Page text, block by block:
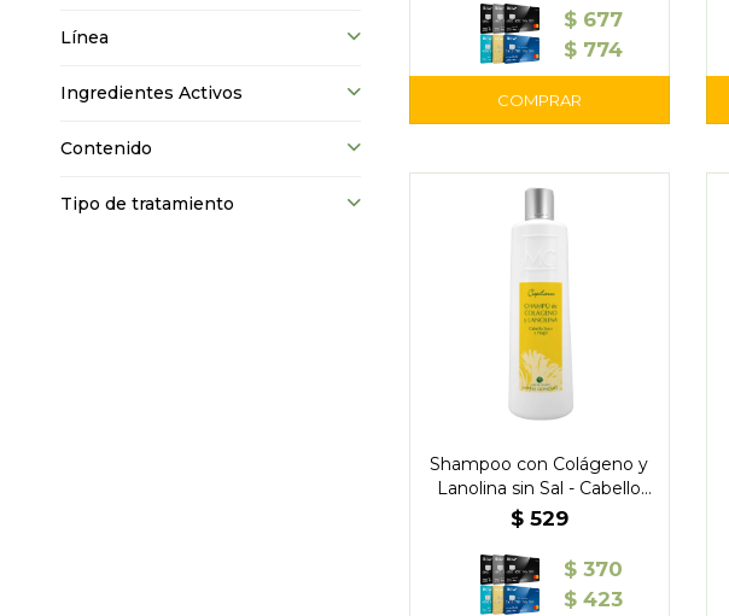
$ 677
$ 774
Shampoo con Colágeno y
Lanolina sin Sal - Cabello
Seco y Frágil
$ 529
$ 370
$ 423
Línea
Ingredientes Activos
Contenido
Tipo de tratamiento